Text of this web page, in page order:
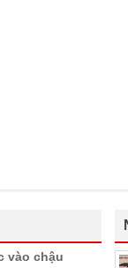
vào chậu